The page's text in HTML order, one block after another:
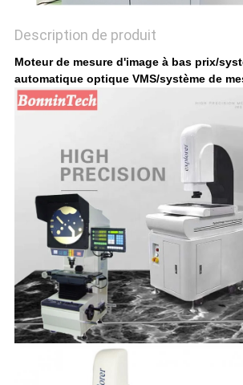
Description de produit
Moteur de mesure d'image à bas prix/
automatique optique VMS/système de